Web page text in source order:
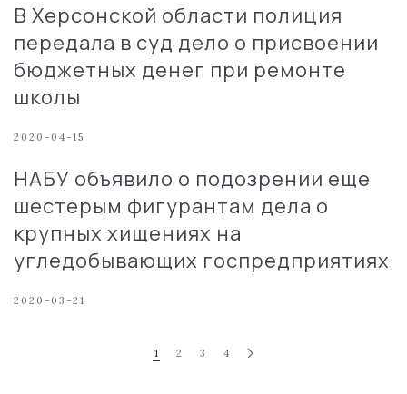
В Херсонской области полиция
передала в суд дело о присвоении
бюджетных денег при ремонте
школы
2020-04-15
НАБУ объявило о подозрении еще
шестерым фигурантам дела о
крупных хищениях на
угледобывающих госпредприятиях
2020-03-21
1 2 3 4